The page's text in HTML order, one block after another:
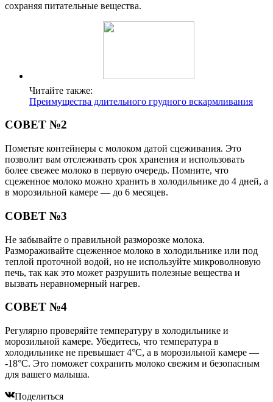
сохраняя питательные вещества.
Читайте также:
Преимущества длительного грудного вскармливания
СОВЕТ №2
Пометьте контейнеры с молоком датой сцеживания. Это
позволит вам отслеживать срок хранения и использовать
более свежее молоко в первую очередь. Помните, что
сцеженное молоко можно хранить в холодильнике до 4 дней, а
в морозильной камере — до 6 месяцев.
СОВЕТ №3
Не забывайте о правильной разморозке молока.
Размораживайте сцеженное молоко в холодильнике или под
теплой проточной водой, но не используйте микроволновую
печь, так как это может разрушить полезные вещества и
вызвать неравномерный нагрев.
СОВЕТ №4
Регулярно проверяйте температуру в холодильнике и
морозильной камере. Убедитесь, что температура в
холодильнике не превышает 4°C, а в морозильной камере —
-18°C. Это поможет сохранить молоко свежим и безопасным
для вашего малыша.
Поделиться